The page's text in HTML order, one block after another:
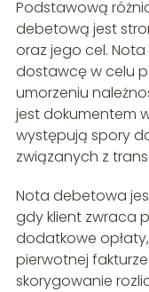
Podstawową
debetową jest
oraz jego cel.
dostawcę w celu
umorzeniu
jest dokumentem
występują spory
związanych z
Nota debetowa
gdy klient zwraca
dodatkowe
pierwotnej
skorygowanie